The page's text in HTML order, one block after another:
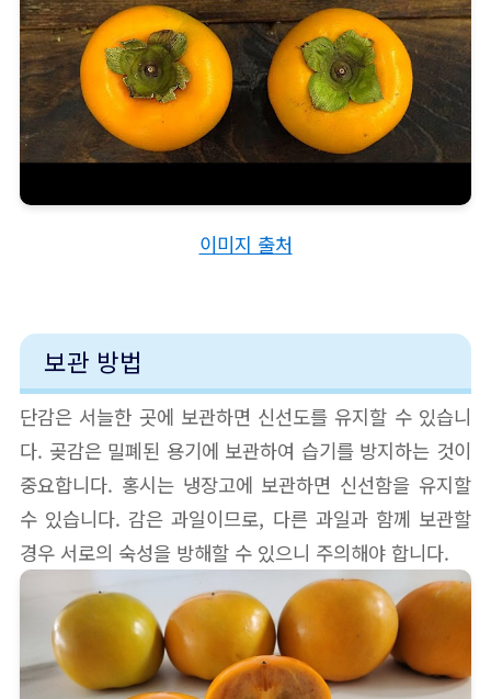
이미지 출처
보관 방법
단감은 서늘한 곳에 보관하면 신선도를 유지할 수 있습니
다. 곶감은 밀폐된 용기에 보관하여 습기를 방지하는 것이
중요합니다. 홍시는 냉장고에 보관하면 신선함을 유지할
수 있습니다. 감은 과일이므로, 다른 과일과 함께 보관할
경우 서로의 숙성을 방해할 수 있으니 주의해야 합니다.